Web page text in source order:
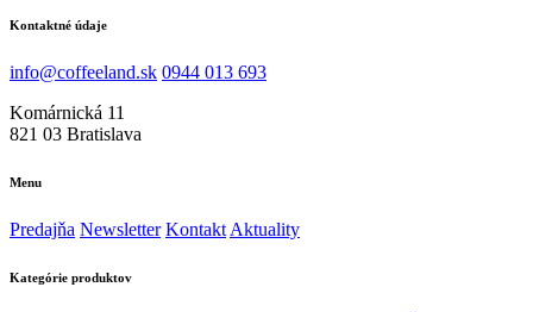
Kontaktné údaje
info@coffeeland.sk 0944 013 693
Komárnická 11
821 03 Bratislava
Menu
Predajňa Newsletter Kontakt Aktuality
Kategórie produktov